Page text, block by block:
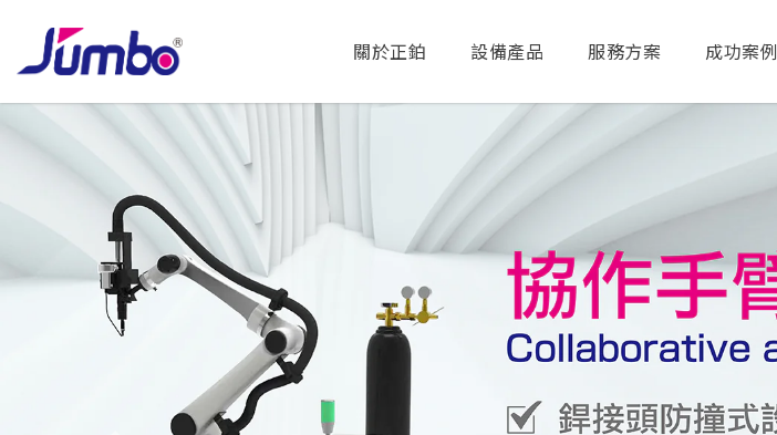
關於正鉑 設備產品 服務方案 成功案例